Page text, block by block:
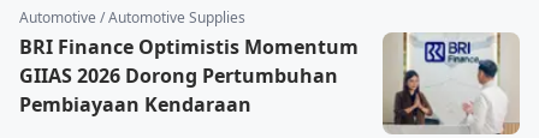
Automotive / Automotive Supplies
BRI Finance Optimistis Momentum
GIIAS 2026 Dorong Pertumbuhan
Pembiayaan Kendaraan